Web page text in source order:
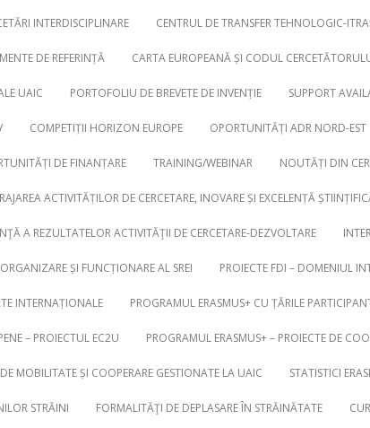
INTERDISCIPLINARE CENTRUL DE TRANSFER TEHNOLOGIC-
DE REFERINȚĂ CARTA EUROPEANĂ ȘI CODUL
UAIC PORTOFOLIU DE BREVETE DE INVENȚIE SUPPORT
COMPETIȚII HORIZON EUROPE OPORTUNITĂȚI ADR NORD-EST
DE FINANȚARE TRAINING/WEBINAR NOUTĂȚI DIN
ACTIVITĂȚILOR DE CERCETARE, INOVARE ȘI EXCELENȚĂ
A REZULTATELOR ACTIVITĂŢII DE CERCETARE-DEZVOLTARE
ȘI FUNCȚIONARE AL SREI PROIECTE FDI – DOMENIUL
INTERNAȚIONALE PROGRAMUL ERASMUS+ CU ȚĂRILE
– PROIECTUL EC2U PROGRAMUL ERASMUS+ – PROIECTE DE
MOBILITATE ȘI COOPERARE GESTIONATE LA UAIC STATISTICI
STRĂINI FORMALITĂŢI DE DEPLASARE ÎN STRĂINĂTATE